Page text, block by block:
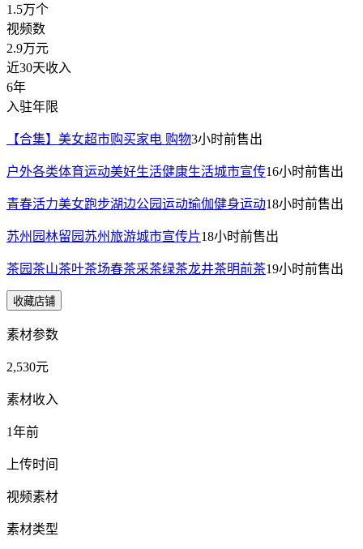
1.5万个
视频数
2.9万元
近30天收入
6年
入驻年限
【合集】美女超市购买家电 购物3小时前售出
户外各类体育运动美好生活健康生活城市宣传16小时前售出
青春活力美女跑步湖边公园运动瑜伽健身运动18小时前售出
苏州园林留园苏州旅游城市宣传片18小时前售出
茶园茶山茶叶茶场春茶采茶绿茶龙井茶明前茶19小时前售出
收藏店铺
素材参数
2,530元
素材收入
1年前
上传时间
视频素材
素材类型